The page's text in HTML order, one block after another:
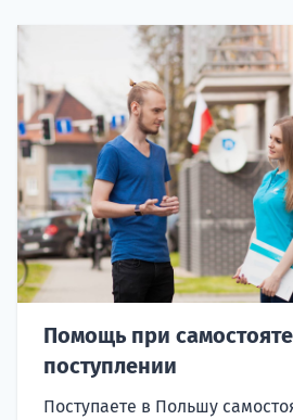
Помощь при
поступлении
Поступаете в Польшу